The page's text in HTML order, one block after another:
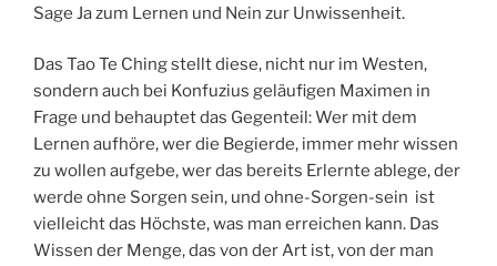
Sage Ja zum Lernen und Nein zur Unwissenheit.
Das Tao Te Ching stellt diese, nicht nur im Westen,
sondern auch bei Konfuzius geläufigen Maximen in
Frage und behauptet das Gegenteil: Wer mit dem
Lernen aufhöre, wer die Begierde, immer mehr wissen
zu wollen aufgebe, wer das bereits Erlernte ablege, der
werde ohne Sorgen sein, und ohne-Sorgen-sein ist
vielleicht das Höchste, was man erreichen kann. Das
Wissen der Menge, das von der Art ist, von der man